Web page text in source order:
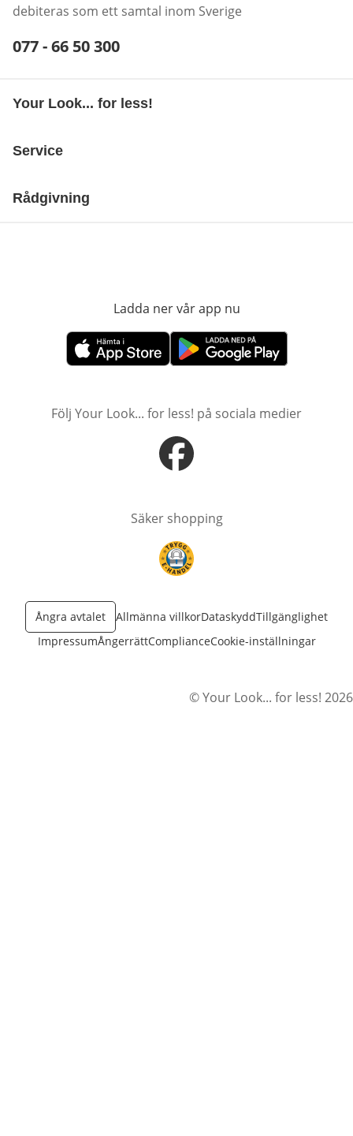
debiteras som ett samtal inom Sverige
Telefonnummer:
077 - 66 50 300
Your Look... for less!
Service
Rådgivning
Ladda ner vår app nu
öppnas i nytt fönsteröppnas i nytt fönster
Följ Your Look... for less! på sociala medier
öppnas i nytt fönster
Säker shopping
öppnas i nytt fönster
Ångra avtalet Allmänna villkorDataskyddTillgänglighet
ImpressumÅngerrättComplianceCookie-inställningar
© Your Look... for less! 2026